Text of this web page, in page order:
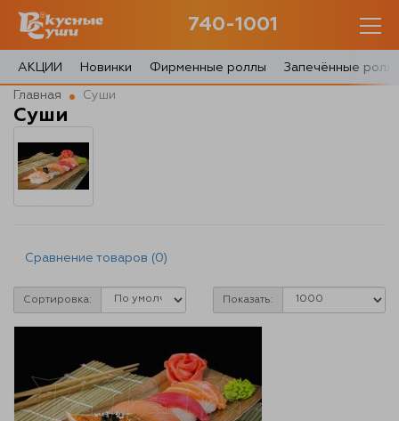
740-1001
740-1001
с 10:00 до 22:30
0 товаров
0 ₽
Акции
Блог
Контакты
АКЦИИ Новинки Фирменные роллы Запечённые
Главная Суши
Суши
Сравнение товаров (0)
Сортировка: Показать: